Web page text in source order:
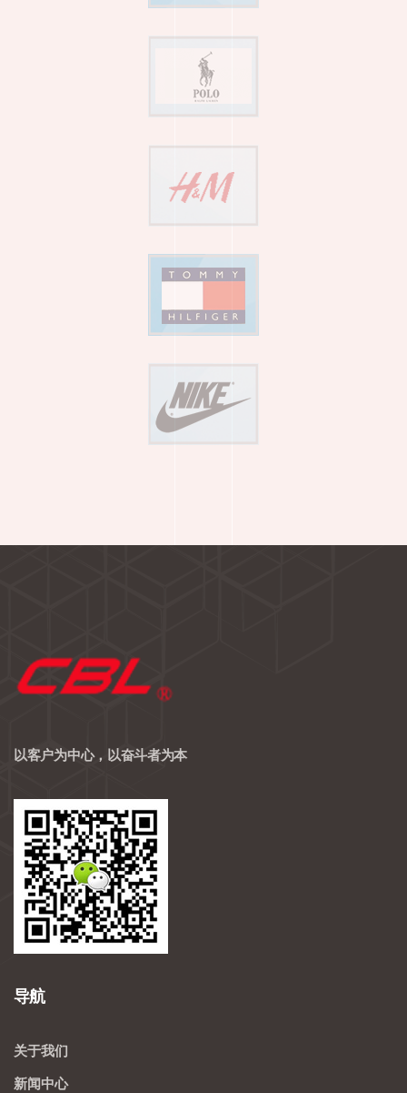
以客户为中心，以奋斗者为本
导航
关于我们
新闻中心